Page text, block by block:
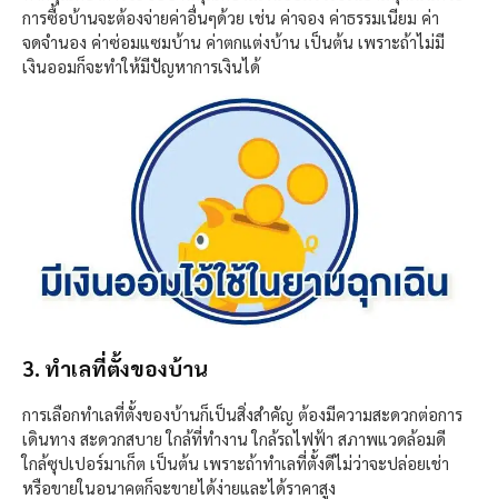
การซื้อบ้านจะต้องจ่ายค่าอื่นๆด้วย เช่น ค่าจอง ค่าธรรมเนียม ค่า
จดจำนอง ค่าซ่อมแซมบ้าน ค่าตกแต่งบ้าน เป็นต้น เพราะถ้าไม่มี
เงินออมก็จะทำให้มีปัญหาการเงินได้
3. ทำเลที่ตั้งของบ้าน
การเลือกทำเลที่ตั้งของบ้านก็เป็นสิ่งสำคัญ ต้องมีความสะดวกต่อการ
เดินทาง สะดวกสบาย ใกล้ที่ทำงาน ใกล้รถไฟฟ้า สภาพแวดล้อมดี
ใกล้ซุปเปอร์มาเก็ต เป็นต้น เพราะถ้าทำเลที่ตั้งดีไม่ว่าจะปล่อยเช่า
หรือขายในอนาคตก็จะขายได้ง่ายและได้ราคาสูง